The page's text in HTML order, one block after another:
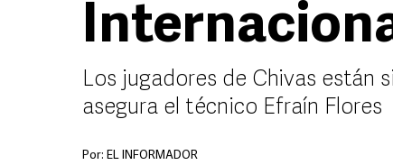
Los jugadores de Chivas están
asegura el técnico Efraín Flores
Por: EL INFORMADOR